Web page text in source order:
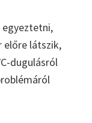
egyeztetni,
előre látszik,
dugulásról